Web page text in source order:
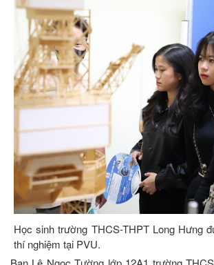
Học sinh trường THCS-THPT Long Hưng
thí nghiệm tại PVU.